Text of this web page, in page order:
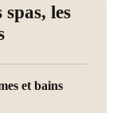
les
et bains